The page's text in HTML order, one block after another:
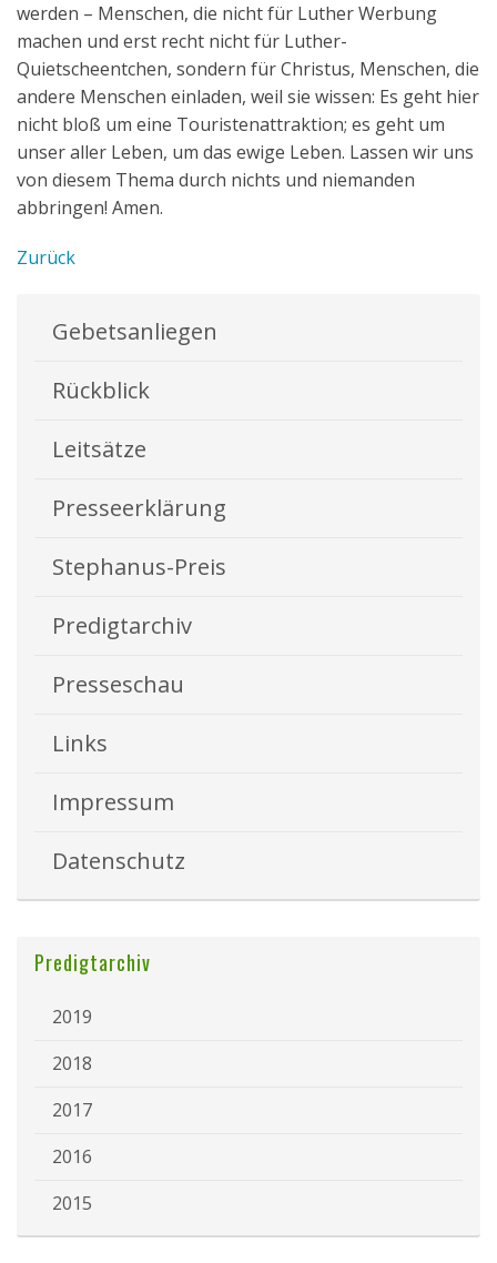
werden – Menschen, die nicht für Luther Werbung
machen und erst recht nicht für Luther-
Quietscheentchen, sondern für Christus, Menschen, die
andere Menschen einladen, weil sie wissen: Es geht hier
nicht bloß um eine Touristenattraktion; es geht um
unser aller Leben, um das ewige Leben. Lassen wir uns
von diesem Thema durch nichts und niemanden
abbringen! Amen.
Zurück
Gebetsanliegen
Rückblick
Leitsätze
Presseerklärung
Stephanus-Preis
Predigtarchiv
Presseschau
Links
Impressum
Datenschutz
Predigtarchiv
2019
2018
2017
2016
2015